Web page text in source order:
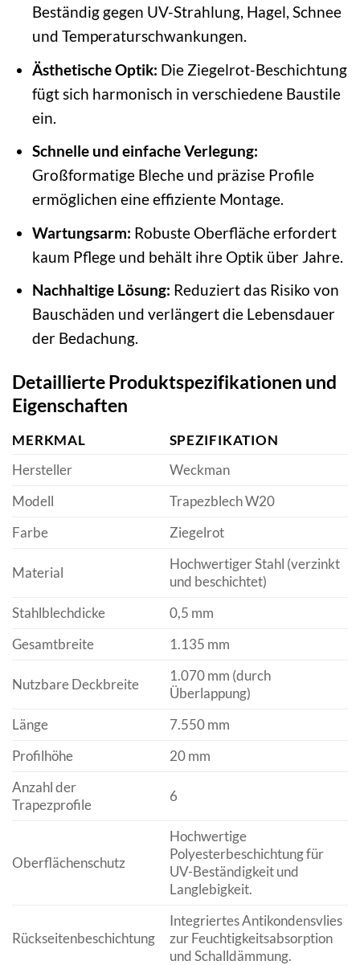
Beständig gegen UV-Strahlung, Hagel, Schnee
und Temperaturschwankungen.
Ästhetische Optik: Die Ziegelrot-Beschichtung
fügt sich harmonisch in verschiedene Baustile
ein.
Schnelle und einfache Verlegung:
Großformatige Bleche und präzise Profile
ermöglichen eine effiziente Montage.
Wartungsarm: Robuste Oberfläche erfordert
kaum Pflege und behält ihre Optik über Jahre.
Nachhaltige Lösung: Reduziert das Risiko von
Bauschäden und verlängert die Lebensdauer
der Bedachung.
Detaillierte Produktspezifikationen und
Eigenschaften
MERKMAL
SPEZIFIKATION
Hersteller
Weckman
Modell
Trapezblech W20
Farbe
Ziegelrot
Material
Hochwertiger Stahl (verzinkt
und beschichtet)
Stahlblechdicke
0,5 mm
Gesamtbreite
1.135 mm
Nutzbare Deckbreite
1.070 mm (durch
Überlappung)
Länge
7.550 mm
Profilhöhe
20 mm
Anzahl der
Trapezprofile
6
Oberflächenschutz
Hochwertige
Polyesterbeschichtung für
UV-Beständigkeit und
Langlebigkeit.
Rückseitenbeschichtung
Integriertes Antikondensvlies
zur Feuchtigkeitsabsorption
und Schalldämmung.